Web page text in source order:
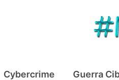
Cybercrime Guerra